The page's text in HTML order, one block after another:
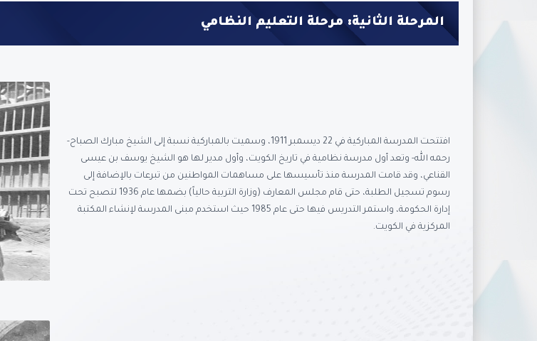
المرحلة الثانية: مرحلة التعليم النظامي
افتتحت المدرسة المباركية في 22 ديسمبر 1911، وسميت بالمباركية نسبة إلى الشيخ مبارك الصباح-
رحمه الله- وتعد أول مدرسة نظامية في تاريخ الكويت، وأول مدير لها هو الشيخ يوسف بن عيسى
القناعي، وقد قامت المدرسة منذ تأسيسها على مساهمات المواطنين من تبرعات بالإضافة إلى
رسوم تسجيل الطلبة، حتى قام مجلس المعارف (وزارة التربية حالياً) بضمها عام 1936 لتصبح تحت
إدارة الحكومة، واستمر التدريس فيها حتى عام 1985 حيث استخدم مبنى المدرسة لإنشاء المكتبة
المركزية في الكويت.